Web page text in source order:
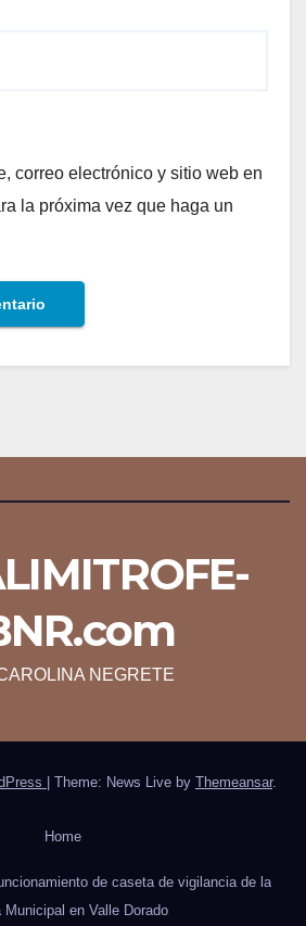
correo electrónico y sitio web en
la próxima vez que haga un
NEGRETE
Theme: News Live by Themeansar.
Home
de caseta de vigilancia de la
Municipal en Valle Dorado